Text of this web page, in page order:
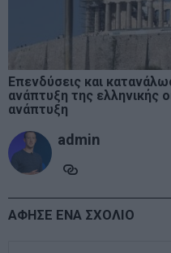
Επενδύσεις και
ανάπτυξη της ελληνικής
ανάπτυξη
admin
ΑΦΗΣΕ ΕΝΑ ΣΧΟΛΙΟ